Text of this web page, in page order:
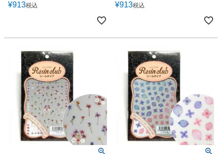
¥913税込 ¥913税込